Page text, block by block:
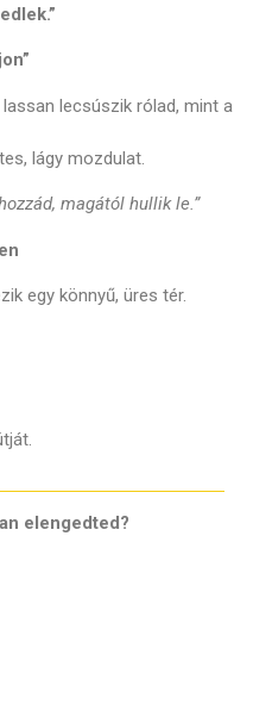
lecsúszik rólad, mint a
lágy mozdulat.
magától hullik le.”
egy könnyű, üres tér.
elengedted?